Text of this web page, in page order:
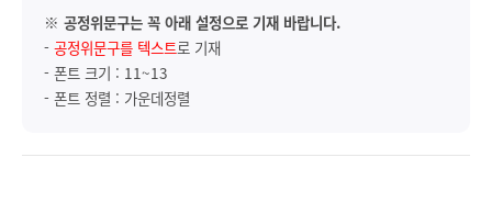
※ 공정위문구는 꼭 아래 설정으로 기재 바랍니다.
- 공정위문구를 텍스트로 기재
- 폰트 크기 : 11~13
- 폰트 정렬 : 가운데정렬